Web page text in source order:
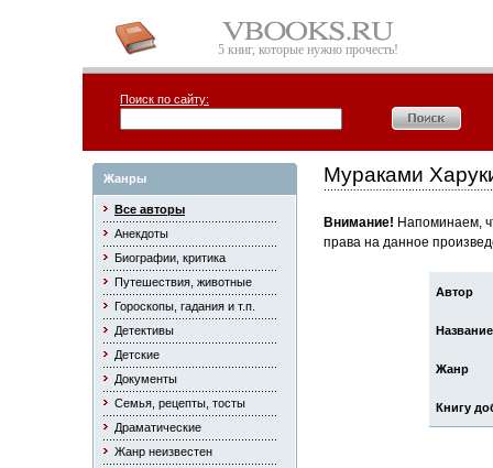
5 книг, которые нужно прочесть!
Поиск по сайту:
Жанры
Все авторы
Анекдоты
Биографии, критика
Путешествия, животные
Гороскопы, гадания и т.п.
Детективы
Детские
Документы
Семья, рецепты, тосты
Драматические
Жанр неизвестен
Мураками
Внимание! Напоминаем,
права на данное
Автор
Название
Жанр
Книгу